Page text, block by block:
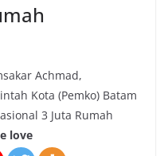
Achmad,
Kota (Pemko) Batam
3 Juta Rumah
love